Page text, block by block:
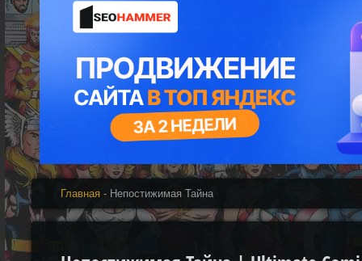
Главная - Непостижимая Тайна